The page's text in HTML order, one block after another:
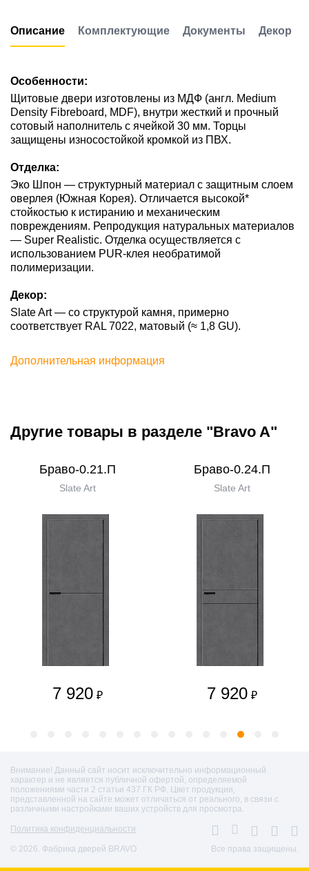
Описание Комплектующие Документы Декор
Особенности:
Щитовые двери изготовлены из МДФ (англ. Medium
Density Fibreboard, MDF), внутри жесткий и прочный
сотовый наполнитель с ячейкой 30 мм. Торцы
защищены износостойкой кромкой из ПВХ.
Отделка:
Эко Шпон — структурный материал с защитным слоем
оверлея (Южная Корея). Отличается высокой*
стойкостью к истиранию и механическим
повреждениям. Репродукция натуральных материалов
— Super Realistic. Отделка осуществляется с
использованием PUR-клея необратимой
полимеризации.
Декор:
Slate Art — со структурой камня, примерно
соответствует RAL 7022, матовый (≈ 1,8 GU).
Дополнительная информация
Другие товары в разделе "Bravo A"
Браво-0.21.П
Slate Art
7 920 ₽
Браво-0.24.П
Slate Art
7 920 ₽
Внимание! Данный сайт носит исключительно информационный
характер и не является публичной офертой, определяемой
положениями части 2 статьи 437 ГК РФ. Цвет продукции,
представленной на сайте может отличаться от реального, в связи с
различными настройками ваших устройств для просмотра.
Политика конфиденциальности
© 2026. Фабрика дверей BRAVO Все права защищены.